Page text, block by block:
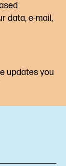
data, e-mail,
updates you